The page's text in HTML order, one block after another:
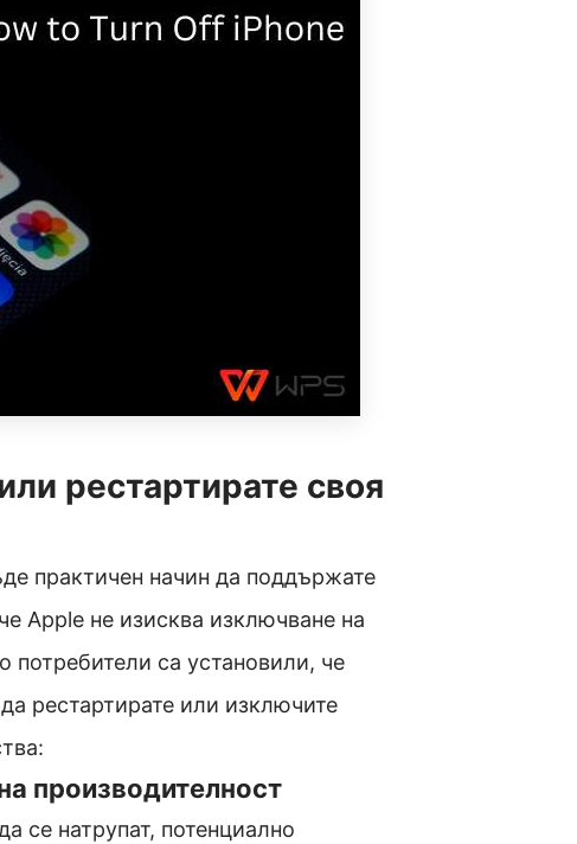
рестартирате своя
практичен начин да поддържате
Apple не изисква изключване на
потребители са установили, че
рестартирате или изключите
производителност
се натрупат, потенциално